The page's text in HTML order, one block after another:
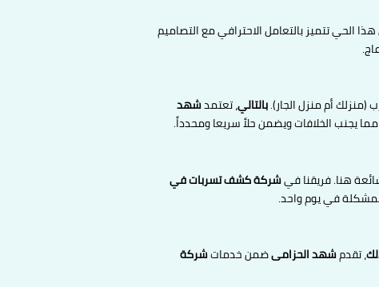
الحي تتميز بالتعامل الاحترافي مع التصاميم
أم منزل الجار).بالتالي، تعتمدشهد
يجنب الخلافات ويضمن حلاً سريعا ومحدداً.
هنا. فريقنا فيشركة كشف تسربات في
في يوم واحد.
، تقدمشهد الحزامىضمن خدماتشركة